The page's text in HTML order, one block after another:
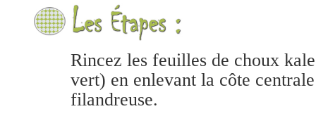
Rincez les feuilles de choux
vert) en enlevant la côte
filandreuse.